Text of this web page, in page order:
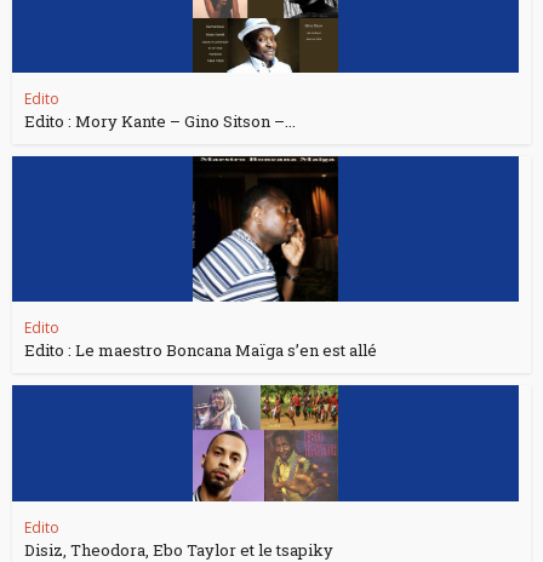
Edito
Edito : Mory Kante – Gino Sitson –...
Edito
Edito : Le maestro Boncana Maïga s’en est allé
Edito
Disiz, Theodora, Ebo Taylor et le tsapiky